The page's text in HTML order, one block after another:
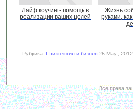
Лайф коучинг- помощь в
реализации ваших целей
Жизнь
руками,
Рубрика: Психология и бизнес 25 May , 2012
Все права